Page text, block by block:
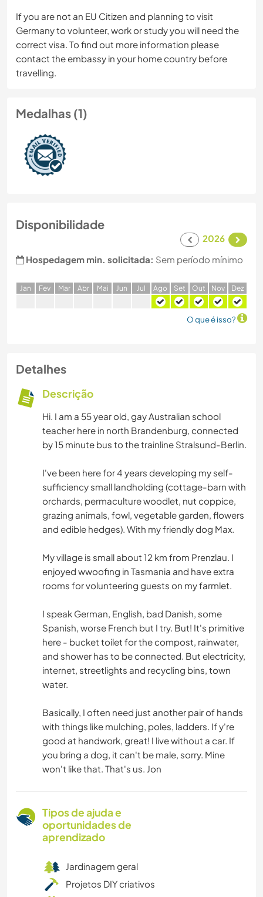
If you are not an EU Citizen and planning to visit
Germany to volunteer, work or study you will need the
correct visa. To find out more information please
contact the embassy in your home country before
travelling.
Medalhas (1)
Disponibilidade
2026
Hospedagem min. solicitada: Sem período mínimo
Jan Fev Mar Abr Mai Jun Jul Ago Set Out Nov Dez
O que é isso?
Detalhes
Descrição
Hi. I am a 55 year old, gay Australian school
teacher here in north Brandenburg, connected
by 15 minute bus to the trainline Stralsund-Berlin.
I've been here for 4 years developing my self-
sufficiency small landholding (cottage-barn with
orchards, permaculture woodlet, nut coppice,
grazing animals, fowl, vegetable garden, flowers
and edible hedges). With my friendly dog Max.
My village is small about 12 km from Prenzlau. I
enjoyed wwoofing in Tasmania and have extra
rooms for volunteering guests on my farmlet.
I speak German, English, bad Danish, some
Spanish, worse French but I try. But! It's primitive
here - bucket toilet for the compost, rainwater,
and shower has to be connected. But electricity,
internet, streetlights and recycling bins, town
water.
Basically, I often need just another pair of hands
with things like mulching, poles, ladders. If y're
good at handwork, great! I live without a car. If
you bring a dog, it can't be male, sorry. Mine
won't like that. That's us. Jon
Tipos de ajuda e
oportunidades de
aprendizado
Jardinagem geral
Projetos DIY criativos